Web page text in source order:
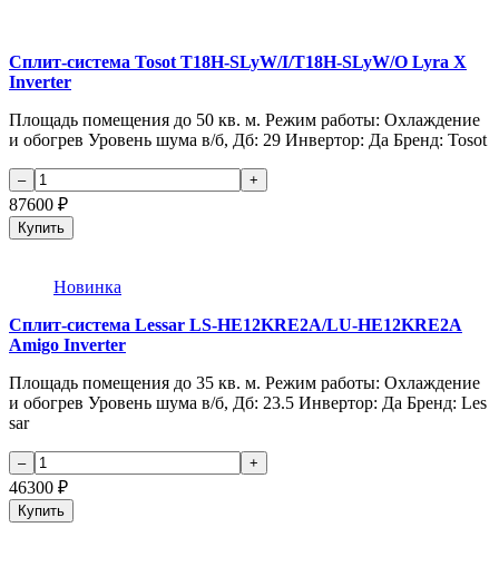
Сплит-система Tosot T18H-SLyW/I/T18H-SLyW/O Lyra X
Inverter
Площадь помещения до 50 кв. м. Режим работы: Охлаждение
и обогрев Уровень шума в/б, Дб: 29 Инвертор: Да Бренд: Tosot
87600 ₽
Купить
Новинка
Сплит-система Lessar LS-HE12KRE2A/LU-HE12KRE2A
Amigo Inverter
Площадь помещения до 35 кв. м. Режим работы: Охлаждение
и обогрев Уровень шума в/б, Дб: 23.5 Инвертор: Да Бренд: Les
sar
46300 ₽
Купить